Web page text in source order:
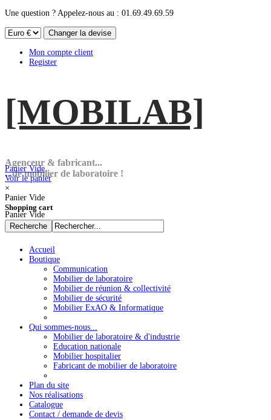
Une question ? Appelez-nous au : 01.69.49.69.59
Mon compte client
Register
[MOBILAB]
Agenceur & fabricant...
...de mobilier de laboratoire !
Panier Vide
Voir le panier
×
Panier Vide
Shopping cart
Panier Vide
Accueil
Boutique
Communication
Mobilier de laboratoire
Mobilier de réunion & collectivité
Mobilier de sécurité
Mobilier ExAO & Informatique
Qui sommes-nous...
Mobilier de laboratoire & d'industrie
Education nationale
Mobilier hospitalier
Fabricant de mobilier de laboratoire
Plan du site
Nos réalisations
Catalogue
Contact / demande de devis